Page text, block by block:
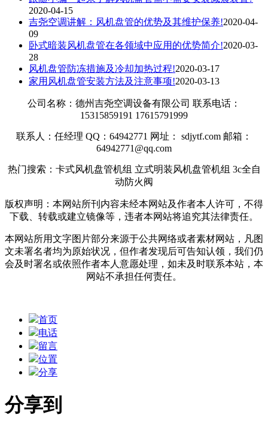
2020-04-15
吉尧空调讲解：风机盘管的优势及其维护保养!2020-04-
09
卧式暗装风机盘管在各领域中应用的优势简介!2020-03-
28
风机盘管防冻措施及冷却加热过程!2020-03-17
家用风机盘管安装方法及注意事项!2020-03-13
公司名称：德州吉尧空调设备有限公司 联系电话：
15315859191 17615791999
联系人：任经理 QQ：64942771 网址： sdjytf.com 邮箱：
64942771@qq.com
热门搜索：卡式风机盘管机组 立式明装风机盘管机组 3c全自
动防火阀
版权声明：本网站所刊内容未经本网站及作者本人许可，不得
下载、转载或建立镜像等，违者本网站将追究其法律责任。
本网站所用文字图片部分来源于公共网络或者素材网站，凡图
文未署名者均为原始状况，但作者发现后可告知认领，我们仍
会及时署名或依照作者本人意愿处理，如未及时联系本站，本
网站不承担任何责任。
首页
电话
留言
位置
分享
分享到